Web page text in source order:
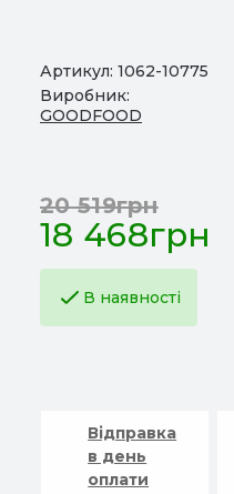
Артикул: 1062-10775
Виробник:
GOODFOOD
18 468грн
20 519грн
В наявності
Відправка
в день
оплати